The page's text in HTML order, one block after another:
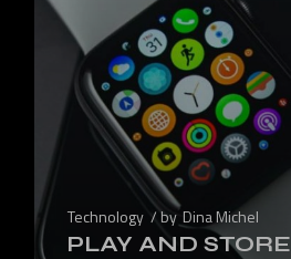
Technology by Dina Michel
PLAY AND STORE